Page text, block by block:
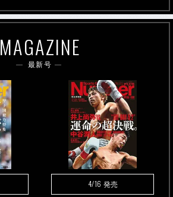
MAGAZINE
最新号
4/16 発売